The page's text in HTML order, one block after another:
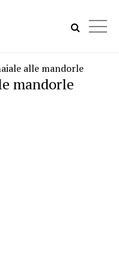
alle mandorle
mandorle